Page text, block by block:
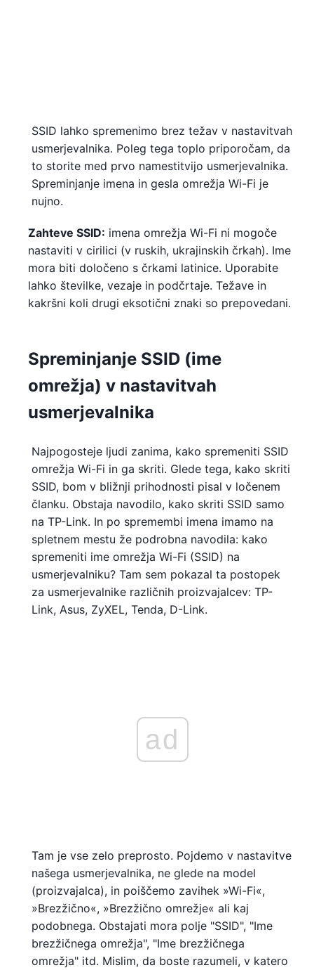
SSID lahko spremenimo brez težav v nastavitvah
usmerjevalnika. Poleg tega toplo priporočam, da
to storite med prvo namestitvijo usmerjevalnika.
Spreminjanje imena in gesla omrežja Wi-Fi je
nujno.
Zahteve SSID: imena omrežja Wi-Fi ni mogoče
nastaviti v cirilici (v ruskih, ukrajinskih črkah). Ime
mora biti določeno s črkami latinice. Uporabite
lahko številke, vezaje in podčrtaje. Težave in
kakršni koli drugi eksotični znaki so prepovedani.
Spreminjanje SSID (ime
omrežja) v nastavitvah
usmerjevalnika
Najpogosteje ljudi zanima, kako spremeniti SSID
omrežja Wi-Fi in ga skriti. Glede tega, kako skriti
SSID, bom v bližnji prihodnosti pisal v ločenem
članku. Obstaja navodilo, kako skriti SSID samo
na TP-Link. In po spremembi imena imamo na
spletnem mestu že podrobna navodila: kako
spremeniti ime omrežja Wi-Fi (SSID) na
usmerjevalniku? Tam sem pokazal ta postopek
za usmerjevalnike različnih proizvajalcev: TP-
Link, Asus, ZyXEL, Tenda, D-Link.
ad
Tam je vse zelo preprosto. Pojdemo v nastavitve
našega usmerjevalnika, ne glede na model
(proizvajalca), in poiščemo zavihek »Wi-Fi«,
»Brezžično«, »Brezžično omrežje« ali kaj
podobnega. Obstajati mora polje "SSID", "Ime
brezžičnega omrežja", "Ime brezžičnega
omrežja" itd. Mislim, da boste razumeli, v katero